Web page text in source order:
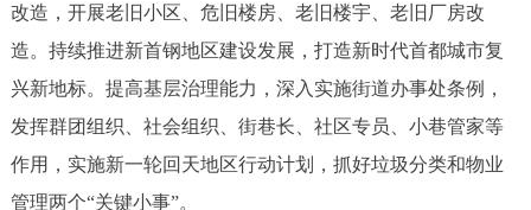
改造，开展老旧小区、危旧楼房、老旧楼宇、老旧厂房改
造。持续推进新首钢地区建设发展，打造新时代首都城市复
兴新地标。提高基层治理能力，深入实施街道办事处条例，
发挥群团组织、社会组织、街巷长、社区专员、小巷管家等
作用，实施新一轮回天地区行动计划，抓好垃圾分类和物业
管理两个“关键小事”。